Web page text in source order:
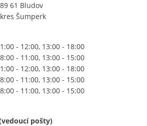
61 Bludov
Šumperk
- 12:00, 13:00 - 18:00
- 11:00, 13:00 - 15:00
- 12:00, 13:00 - 18:00
- 11:00, 13:00 - 15:00
- 11:00, 13:00 - 15:00
pošty)